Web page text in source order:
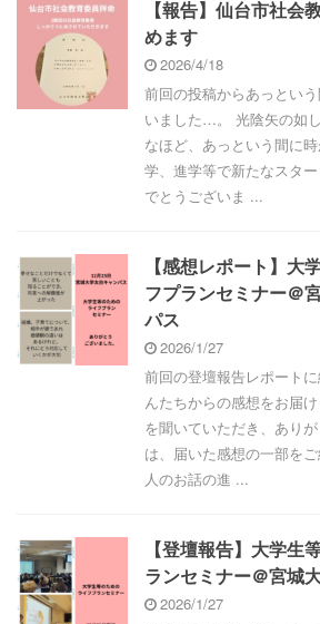
【報告】仙台市社会
めます
2026/4/18
前回の投稿からあっとい
いました…。 光陰矢の如
なほど、あっという間に
学、進学等で新たなスタ
でとうございま ...
【感想レポート】大
フプランセミナー＠
パス
2026/1/27
前回の登壇報告レポート
んたちからの感想をお届
を聞いていただき、あり
は、届いた感想の一部を
人のお話の進 ...
【登壇報告】大学生
ランセミナー＠宮城
2026/1/27